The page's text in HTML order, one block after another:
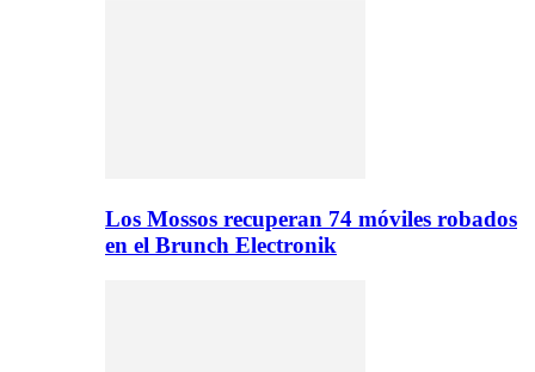
Los Mossos recuperan 74 móviles robados
en el Brunch Electronik